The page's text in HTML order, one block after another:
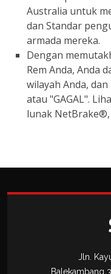
Australia untuk
dan Standar
armada mereka.
Dengan
Rem Anda, Anda
wilayah Anda,
atau "GAGAL".
lunak
Jln.
Balekambang